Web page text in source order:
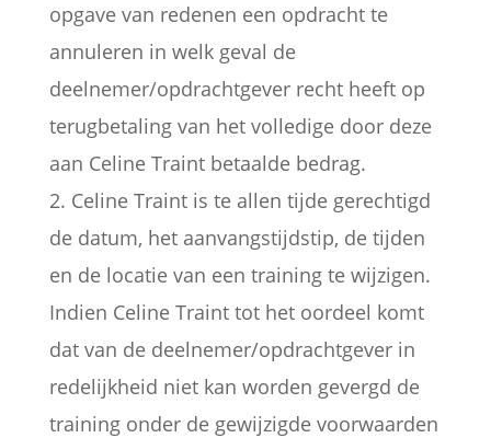
opgave van redenen een opdracht te
annuleren in welk geval de
deelnemer/opdrachtgever recht heeft op
terugbetaling van het volledige door deze
aan Celine Traint betaalde bedrag.
2. Celine Traint is te allen tijde gerechtigd
de datum, het aanvangstijdstip, de tijden
en de locatie van een training te wijzigen.
Indien Celine Traint tot het oordeel komt
dat van de deelnemer/opdrachtgever in
redelijkheid niet kan worden gevergd de
training onder de gewijzigde voorwaarden